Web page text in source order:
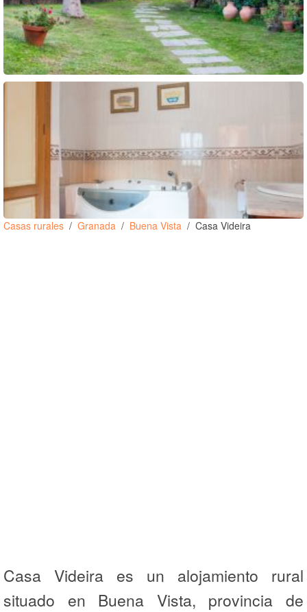
Casas rurales Granada Buena Vista Casa Videira
Casa Videira es un alojamiento rural
situado en Buena Vista, provincia de